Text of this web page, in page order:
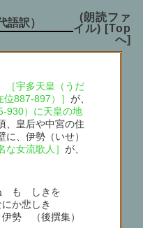
語訳）
(朗読ファ
イル) [Top
へ]
［宇多天皇（うだ
位887-897）］が、
930）に天皇の地
、皇后や中宮の住
、伊勢（いせ）
な女流歌人］が、
ゝしきを
か悲しき
撰集）